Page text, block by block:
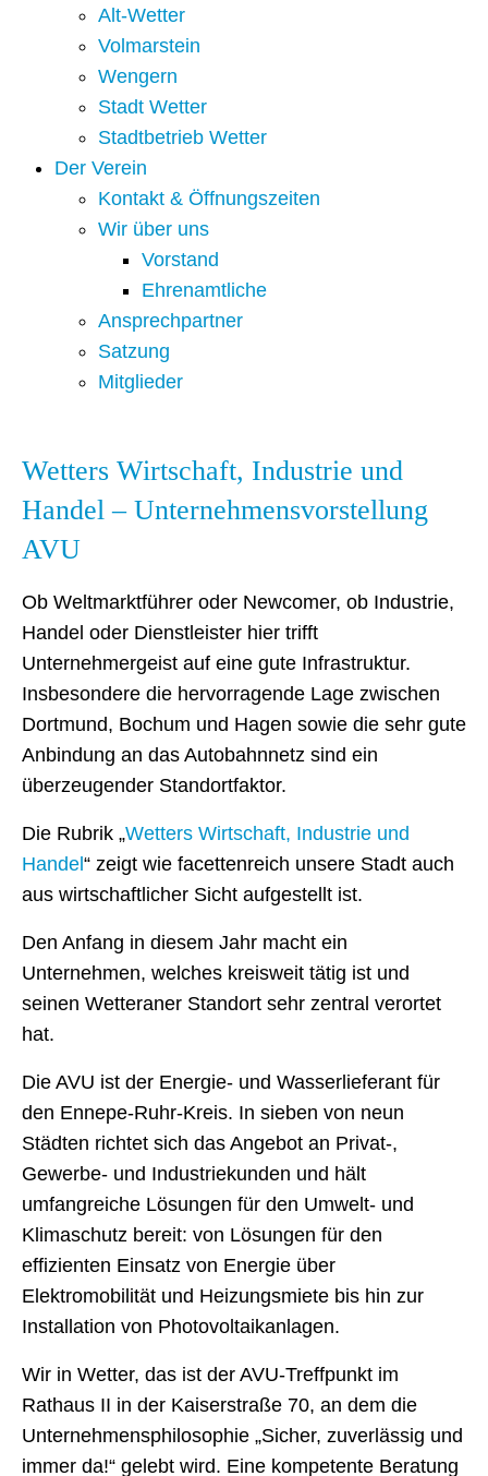
Alt-Wetter​
Volmarstein
Wengern
Stadt Wetter
Stadtbetrieb Wetter
Der Verein
Kontakt & Öffnungszeiten
Wir über uns
Vorstand
Ehrenamtliche
Ansprechpartner
Satzung
Mitglieder
Wetters Wirtschaft, Industrie und
Handel – Unternehmensvorstellung
AVU
Ob Weltmarktführer oder Newcomer, ob Industrie,
Handel oder Dienstleister hier trifft
Unternehmergeist auf eine gute Infrastruktur.
Insbesondere die hervorragende Lage zwischen
Dortmund, Bochum und Hagen sowie die sehr gute
Anbindung an das Autobahnnetz sind ein
überzeugender Standortfaktor.
Die Rubrik „Wetters Wirtschaft, Industrie und
Handel “ zeigt wie facettenreich unsere Stadt auch
aus wirtschaftlicher Sicht aufgestellt ist.
Den Anfang in diesem Jahr macht ein
Unternehmen, welches kreisweit tätig ist und
seinen Wetteraner Standort sehr zentral verortet
hat.
Die AVU ist der Energie- und Wasserlieferant für
den Ennepe-Ruhr-Kreis. In sieben von neun
Städten richtet sich das Angebot an Privat-,
Gewerbe- und Industriekunden und hält
umfangreiche Lösungen für den Umwelt- und
Klimaschutz bereit: von Lösungen für den
effizienten Einsatz von Energie über
Elektromobilität und Heizungsmiete bis hin zur
Installation von Photovoltaikanlagen.
Wir in Wetter, das ist der AVU-Treffpunkt im
Rathaus II in der Kaiserstraße 70, an dem die
Unternehmensphilosophie „Sicher, zuverlässig und
immer da!“ gelebt wird. Eine kompetente Beratung